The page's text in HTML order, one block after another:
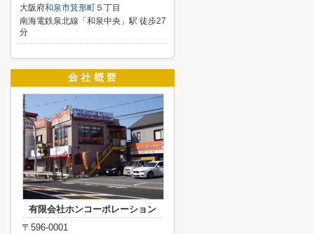
大阪府和泉市箕形町 ５丁目
南海電鉄泉北線「和泉中央」駅 徒歩27
分
有限会社ホンコーポレーション
〒596-0001